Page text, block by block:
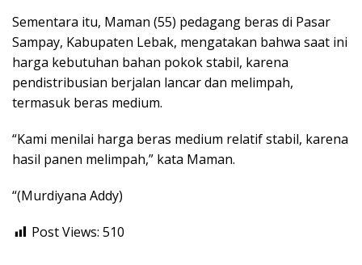
Sementara itu, Maman (55) pedagang beras di Pasar
Sampay, Kabupaten Lebak, mengatakan bahwa saat ini
harga kebutuhan bahan pokok stabil, karena
pendistribusian berjalan lancar dan melimpah,
termasuk beras medium.
“Kami menilai harga beras medium relatif stabil, karena
hasil panen melimpah,” kata Maman.
“(Murdiyana Addy)
Post Views: 510